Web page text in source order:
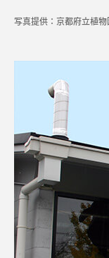
写真提供：京都府立植物